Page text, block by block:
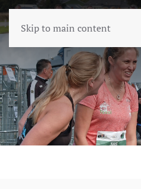
Skip to main content